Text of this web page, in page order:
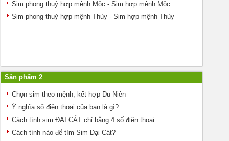
Sim phong thuỷ hợp mệnh Mộc - Sim hợp mệnh Mộc
Sim phong thuỷ hợp mệnh Thủy - Sim hợp mệnh Thủy
Sản phẩm 2
Chọn sim theo mệnh, kết hợp Du Niên
Ý nghĩa số điện thoại của bạn là gì?
Cách tính sim ĐẠI CÁT chỉ bằng 4 số điện thoại
Cách tính nào để tìm Sim Đại Cát?